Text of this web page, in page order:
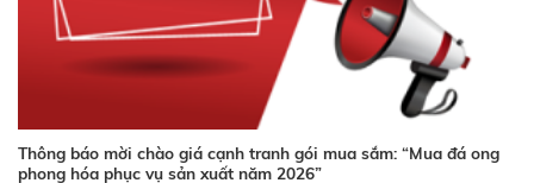
Thông báo mời chào giá cạnh tranh gói mua sắm: “Mua đá ong
phong hóa phục vụ sản xuất năm 2026”